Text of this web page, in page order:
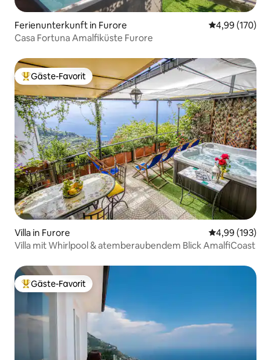
Ferienunterkunft in Furore
4,99 (170)
Casa Fortuna Amalfiküste Furore
Beliebter Gäste-Favorit.
Gäste-Favorit
Villa in Furore
4,99 (193)
Villa mit Whirlpool & atemberaubendem Blick AmalfiCoast
Beliebter Gäste-Favorit.
Gäste-Favorit